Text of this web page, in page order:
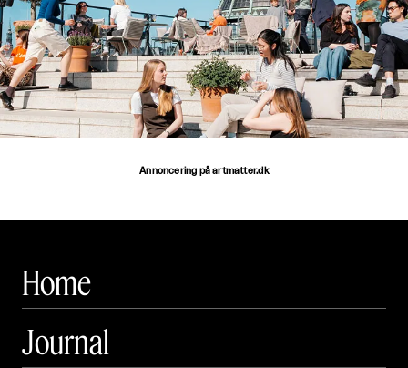
Annoncering på artmatter.dk
Home
Journal